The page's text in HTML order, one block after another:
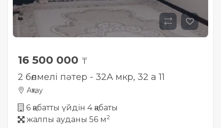
16 500 000 ₸
2 бөлмелі пәтер - 32А мкр, 32 а 11
Ақтау
6 қабатты үйдін 4 қабаты
жалпы ауданы 56 м2